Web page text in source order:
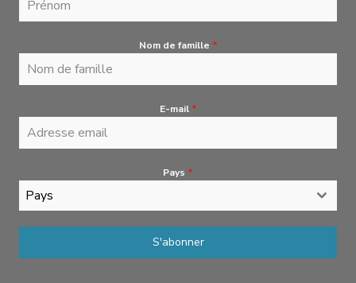
Nom de famille *
E-mail *
Pays *
Pays
S'abonner